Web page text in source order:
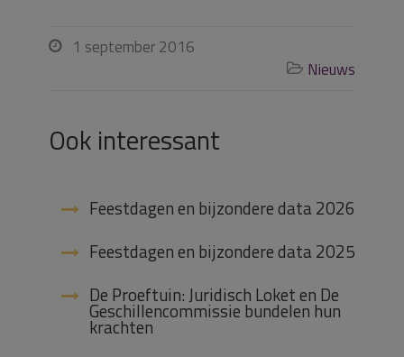
 1 september 2016
 Nieuws
Ook interessant
Feestdagen en bijzondere data 2026
Feestdagen en bijzondere data 2025
De Proeftuin: Juridisch Loket en De
Geschillencommissie bundelen hun
krachten